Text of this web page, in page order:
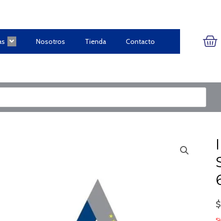
Nosotros Tienda Contacto
$